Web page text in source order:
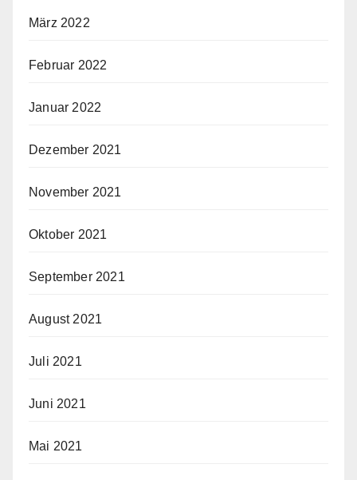
März 2022
Februar 2022
Januar 2022
Dezember 2021
November 2021
Oktober 2021
September 2021
August 2021
Juli 2021
Juni 2021
Mai 2021